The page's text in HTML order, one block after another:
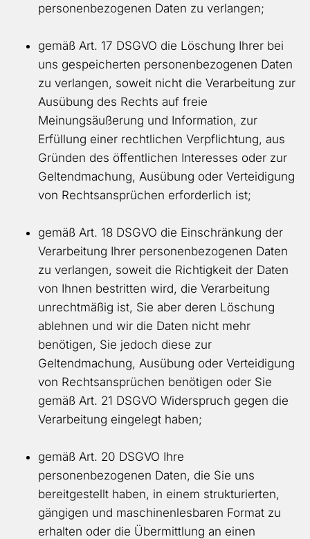
personenbezogenen Daten zu verlangen;
gemäß Art. 17 DSGVO die Löschung Ihrer bei
uns gespeicherten personenbezogenen Daten
zu verlangen, soweit nicht die Verarbeitung zur
Ausübung des Rechts auf freie
Meinungsäußerung und Information, zur
Erfüllung einer rechtlichen Verpflichtung, aus
Gründen des öffentlichen Interesses oder zur
Geltendmachung, Ausübung oder Verteidigung
von Rechtsansprüchen erforderlich ist;
gemäß Art. 18 DSGVO die Einschränkung der
Verarbeitung Ihrer personenbezogenen Daten
zu verlangen, soweit die Richtigkeit der Daten
von Ihnen bestritten wird, die Verarbeitung
unrechtmäßig ist, Sie aber deren Löschung
ablehnen und wir die Daten nicht mehr
benötigen, Sie jedoch diese zur
Geltendmachung, Ausübung oder Verteidigung
von Rechtsansprüchen benötigen oder Sie
gemäß Art. 21 DSGVO Widerspruch gegen die
Verarbeitung eingelegt haben;
gemäß Art. 20 DSGVO Ihre
personenbezogenen Daten, die Sie uns
bereitgestellt haben, in einem strukturierten,
gängigen und maschinenlesbaren Format zu
erhalten oder die Übermittlung an einen